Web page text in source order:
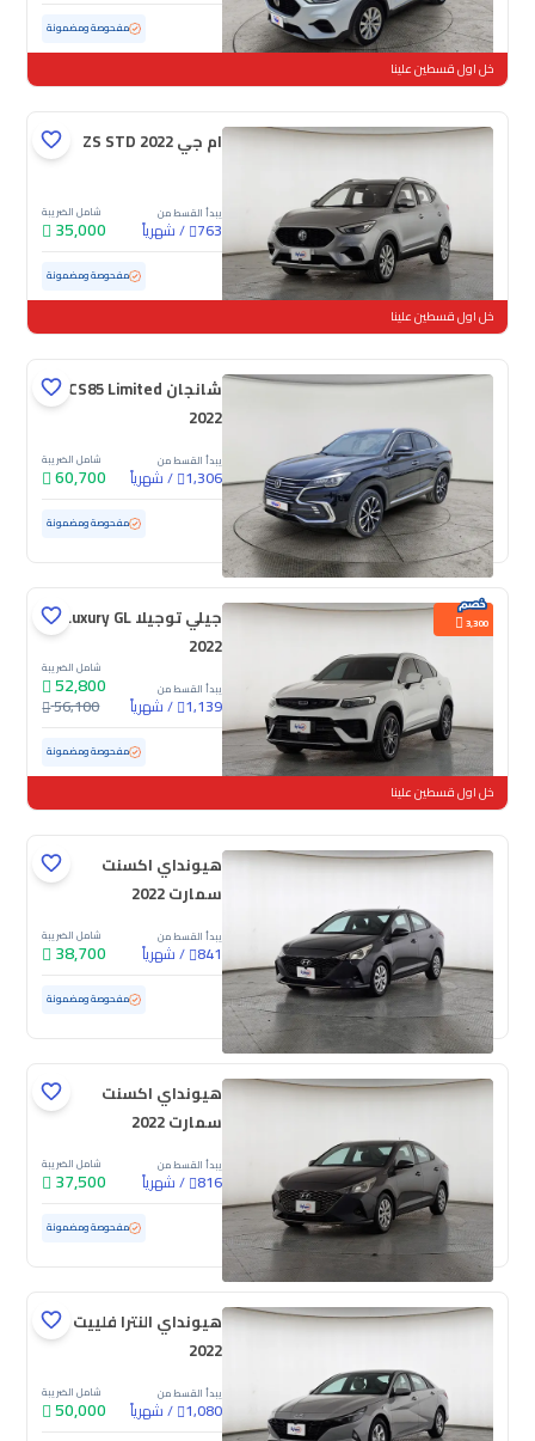
مستعملة 82,260 كم مفحوصة ومضمونة
خل اول قسطين علينا
ام جي ZS STD 2022
يبدأ القسط من
763
/شهرياً
شامل الضريبة
35,000
مستعملة 72,058 كم مفحوصة ومضمونة
خل اول قسطين علينا
شانجان CS85 Limited
2022
يبدأ القسط من
1,306
/شهرياً
شامل الضريبة
60,700
مستعملة 49,912 كم ممشى قليل مفحوصة ومضمونة
3,300
جيلي توجيلا Luxury GL
2022
يبدأ القسط من
1,139
/شهرياً
شامل الضريبة
52,800
56,100
مستعملة 99,104 كم مفحوصة ومضمونة
خل اول قسطين علينا
هيونداي اكسنت
سمارت 2022
يبدأ القسط من
841
/شهرياً
شامل الضريبة
38,700
مستعملة 172,768 كم مفحوصة ومضمونة
هيونداي اكسنت
سمارت 2022
يبدأ القسط من
816
/شهرياً
شامل الضريبة
37,500
مستعملة 204,971 كم مفحوصة ومضمونة
هيونداي النترا فلييت
2022
يبدأ القسط من
1,080
/شهرياً
شامل الضريبة
50,000